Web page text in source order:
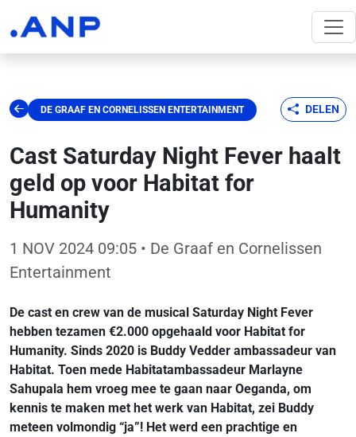
DE GRAAF EN CORNELISSEN ENTERTAINMENT DELEN
Cast Saturday Night Fever haalt
geld op voor Habitat for
Humanity
1 NOV 2024 09:05 • De Graaf en Cornelissen
Entertainment
De cast en crew van de musical Saturday Night Fever
hebben tezamen €2.000 opgehaald voor Habitat for
Humanity. Sinds 2020 is Buddy Vedder ambassadeur van
Habitat. Toen mede Habitatambassadeur Marlayne
Sahupala hem vroeg mee te gaan naar Oeganda, om
kennis te maken met het werk van Habitat, zei Buddy
meteen volmondig “ja”! Het werd een prachtige en